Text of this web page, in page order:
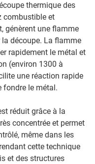
thermique des
combustible et
génèrent une flamme
découpe. La flamme
rapidement le métal et
(environ 1300 à
une réaction rapide
fondre le métal.
réduit grâce à la
concentrée et permet
même dans les
cette technique
et des structures